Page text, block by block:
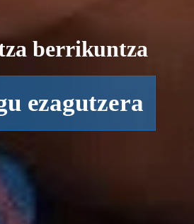
berrikuntza
ezagutzera